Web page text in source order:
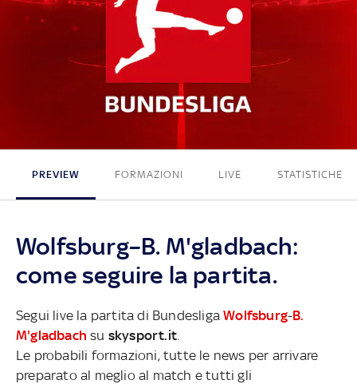
5 - 1
PREVIEW FORMAZIONI LIVE STATISTICHE
Wolfsburg–B. M'gladbach:
come seguire la partita.
Segui live la partita di BundesligaWolfsburg-B.
M'gladbach su skysport.it
Le probabili formazioni, tutte le news per arrivare
preparato al meglio al match e tutti gli